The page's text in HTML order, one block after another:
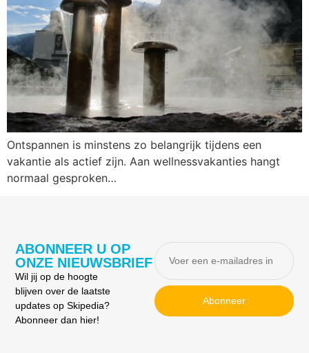
Ontspannen is minstens zo belangrijk tijdens een
vakantie als actief zijn. Aan wellnessvakanties hangt
normaal gesproken…
ABONNEER U OP
ONZE NIEUWSBRIEF
Wil jij op de hoogte
blijven over de laatste
updates op Skipedia?
Abonneer dan hier!
Abonneer